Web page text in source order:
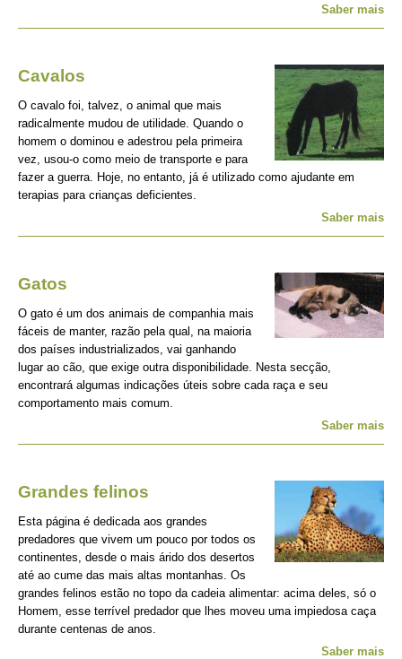
Saber mais
Cavalos
O cavalo foi, talvez, o animal que mais
radicalmente mudou de utilidade. Quando o
homem o dominou e adestrou pela primeira
vez, usou-o como meio de transporte e para
fazer a guerra. Hoje, no entanto, já é utilizado como ajudante em
terapias para crianças deficientes.
Saber mais
Gatos
O gato é um dos animais de companhia mais
fáceis de manter, razão pela qual, na maioria
dos países industrializados, vai ganhando
lugar ao cão, que exige outra disponibilidade. Nesta secção,
encontrará algumas indicações úteis sobre cada raça e seu
comportamento mais comum.
Saber mais
Grandes felinos
Esta página é dedicada aos grandes
predadores que vivem um pouco por todos os
continentes, desde o mais árido dos desertos
até ao cume das mais altas montanhas. Os
grandes felinos estão no topo da cadeia alimentar: acima deles, só o
Homem, esse terrível predador que lhes moveu uma impiedosa caça
durante centenas de anos.
Saber mais